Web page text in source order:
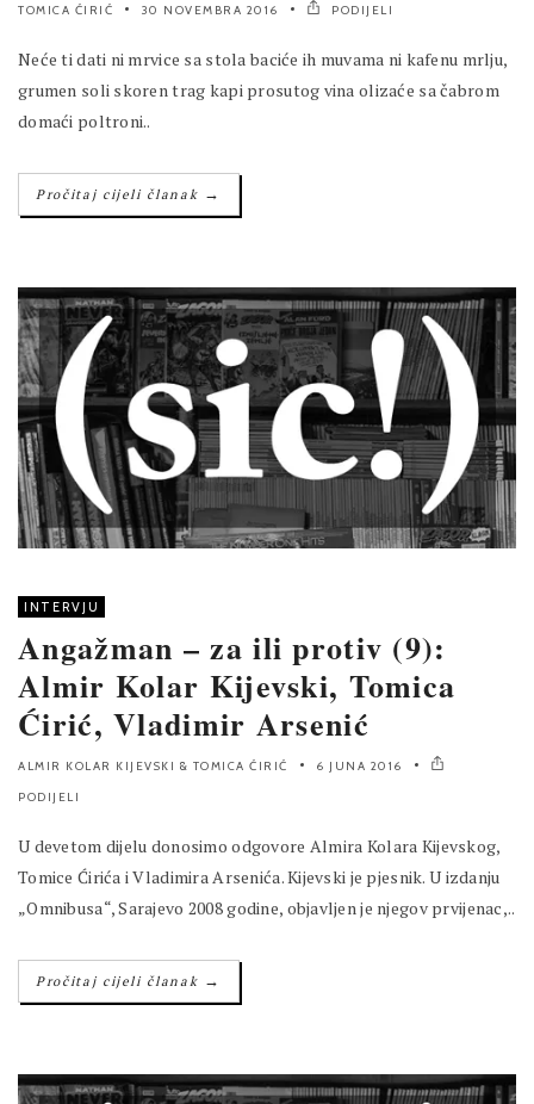
TOMICA ĆIRIĆ 30 NOVEMBRA 2016 PODIJELI
Neće ti dati ni mrvice sa stola baciće ih muvama ni kafenu mrlju,
grumen soli skoren trag kapi prosutog vina olizaće sa čabrom
domaći poltroni..
Pročitaj cijeli članak →
INTERVJU
Angažman – za ili protiv (9):
Almir Kolar Kijevski, Tomica
Ćirić, Vladimir Arsenić
ALMIR KOLAR KIJEVSKI & TOMICA ĆIRIĆ
6 JUNA 2016
PODIJELI
U devetom dijelu donosimo odgovore Almira Kolara Kijevskog,
Tomice Ćirića i Vladimira Arsenića. Kijevski je pjesnik. U izdanju
„Omnibusa“, Sarajevo 2008 godine, objavljen je njegov prvijenac,..
Pročitaj cijeli članak →